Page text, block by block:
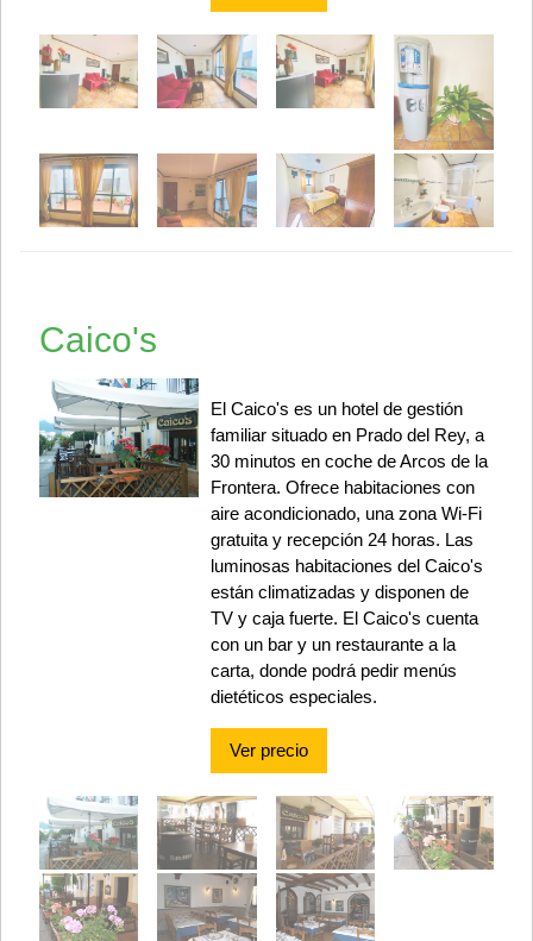
Caico's
El Caico's es un hotel de gestión
familiar situado en Prado del Rey, a
30 minutos en coche de Arcos de la
Frontera. Ofrece habitaciones con
aire acondicionado, una zona Wi-Fi
gratuita y recepción 24 horas. Las
luminosas habitaciones del Caico's
están climatizadas y disponen de
TV y caja fuerte. El Caico's cuenta
con un bar y un restaurante a la
carta, donde podrá pedir menús
dietéticos especiales.
Ver precio